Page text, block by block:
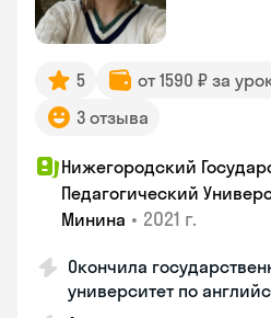
5 от 1590 ₽ за
3 отзыва
Нижегородский
Педагогический
Минина • 2021 г.
Окончила
университет по